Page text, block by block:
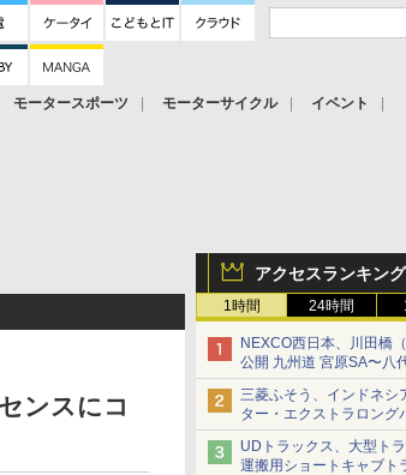
モータースポーツ モーターサイクル
イベント
アクセスランキング
1時間 24時間
NEXCO西日本、川田橋
公開 九州道 宮原SA〜八
車両を通行可能に
三菱ふそう、インドネシ
ター・エクストラロング
ックベースの観光・旅客
UDトラックス、大型ト
運搬用ショートキャブト
ンスにコ